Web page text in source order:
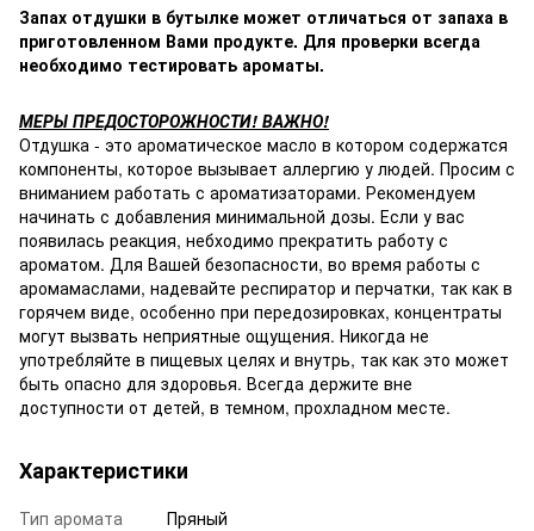
Запах отдушки в бутылке может отличаться от запаха в
приготовленном Вами продукте. Для проверки всегда
необходимо тестировать ароматы.
МЕРЫ ПРЕДОСТОРОЖНОСТИ! ВАЖНО!
Отдушка - это ароматическое масло в котором содержатся
компоненты, которое вызывает аллергию у людей. Просим с
вниманием работать с ароматизаторами. Рекомендуем
начинать с добавления минимальной дозы. Если у вас
появилась реакция, небходимо прекратить работу с
ароматом. Для Вашей безопасности, во время работы с
аромамаслами, надевайте респиратор и перчатки, так как в
горячем виде, особенно при передозировках, концентраты
могут вызвать неприятные ощущения. Никогда не
употребляйте в пищевых целях и внутрь, так как это может
быть опасно для здоровья. Всегда держите вне
доступности от детей, в темном, прохладном месте.
Характеристики
Тип аромата Пряный